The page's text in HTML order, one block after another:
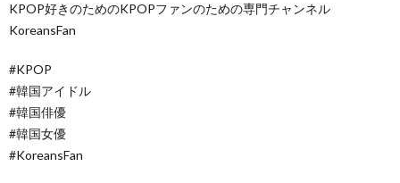
KPOP好きのためのKPOPファンのための専門チャンネル
KoreansFan
#KPOP
#韓国アイドル
#韓国俳優
#韓国女優
#KoreansFan